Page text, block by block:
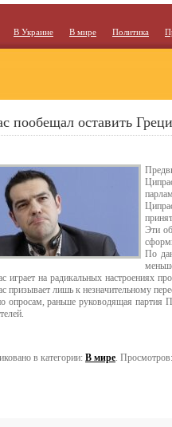
В Украине В мире Политика
пообещал оставить
Эти
По
играет на радикальных настроениях
призывает лишь к незначительному
опросам, раньше руководящая партия
в категории: В мире.